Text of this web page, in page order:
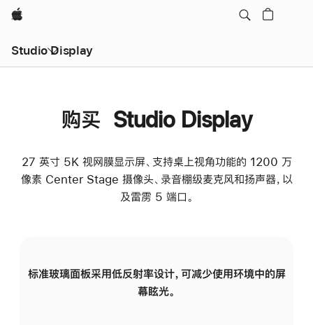
Apple
Studio Display
购买 Studio Display
27 英寸 5K 视网膜显示屏、支持桌上视角功能的 1200 万
像素 Center Stage 摄像头、录音棚级麦克风和扬声器，以
及雷雳 5 端口。
标准玻璃面板采用低反射率设计，可减少使用环境中的屏
幕眩光。